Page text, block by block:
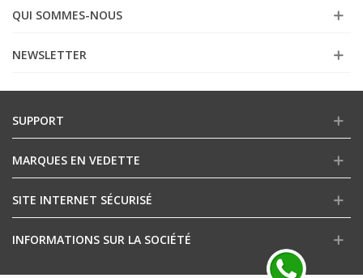
QUI SOMMES-NOUS
NEWSLETTER
SUPPORT
MARQUES EN VEDETTE
SITE INTERNET SÉCURISÉ
INFORMATIONS SUR LA SOCIÉTÉ